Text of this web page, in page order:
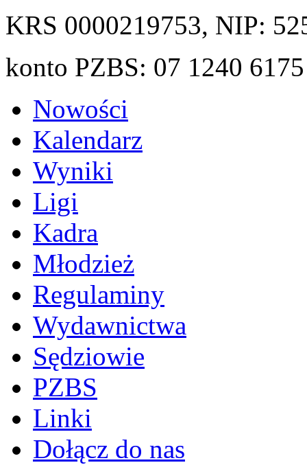
KRS 0000219753, NIP:
konto PZBS: 07 1240
Nowości
Kalendarz
Wyniki
Ligi
Kadra
Młodzież
Regulaminy
Wydawnictwa
Sędziowie
PZBS
Linki
Dołącz do nas